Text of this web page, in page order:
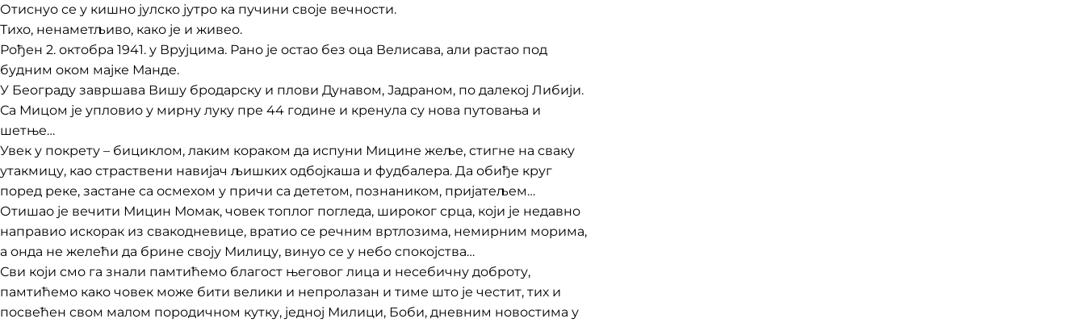
Отиснуо се у кишно јулско јутро ка пучини своје вечности.
Тихо, ненаметљиво, како је и живео.
Рођен 2. октобра 1941. у Врујцима. Рано је остао без оца Велисава, али растао под
будним оком мајке Манде.
У Београду завршава Вишу бродарску и плови Дунавом, Јадраном, по далекој Либији.
Са Мицом је упловио у мирну луку пре 44 године и кренула су нова путовања и
шетње…
Увек у покрету – бициклом, лаким кораком да испуни Мицине жеље, стигне на сваку
утакмицу, као страствени навијач љишких одбојкаша и фудбалера. Да обиђе круг
поред реке, застане са осмехом у причи са дететом, познаником, пријатељем…
Отишао је вечити Мицин Момак, човек топлог погледа, широког срца, који је недавно
направио искорак из свакодневице, вратио се речним вртлозима, немирним морима,
а онда не желећи да брине своју Милицу, винуо се у небо спокојства…
Сви који смо га знали памтићемо благост његовог лица и несебичну доброту,
памтићемо како човек може бити велики и непролазан и тиме што је честит, тих и
посвећен свом малом породичном кутку, једној Милици, Боби, дневним новостима у